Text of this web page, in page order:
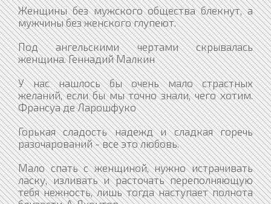
Женщины без мужского общества блекнут, а
мужчины без женского глупеют.
Под ангельскими чертами скрывалась
женщина. Геннадий Малкин
У нас нашлось бы очень мало страстных
желаний, если бы мы точно знали, чего хотим.
Франсуа де Ларошфуко
Горькая сладость надежд и сладкая горечь
разочарований - все это любовь.
Мало спать с женщиной, нужно истрачивать
ласку, изливать и расточать переполняющую
тебя нежность, лишь тогда наступает полнота